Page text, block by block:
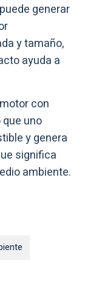
generar
y tamaño,
ayuda a
con
uno
y genera
significa
ambiente.